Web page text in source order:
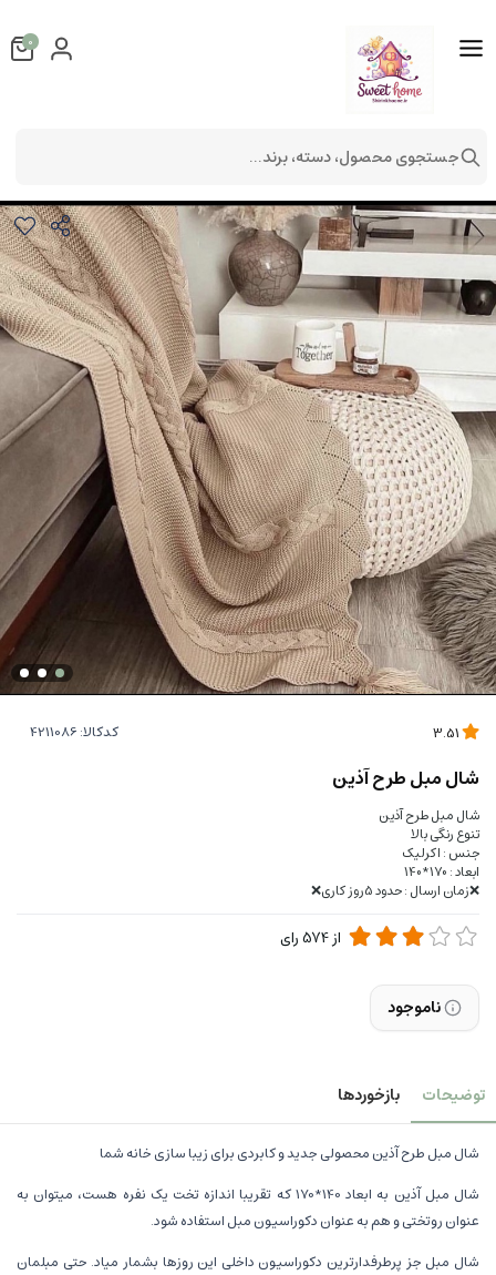
کدکالا:
شال مبل طرح آذین
شال مبل طرح آذین
تنوع رنگی بالا
جنس : اکرلیک
ابعاد : 170*140
❌زمان ارسال : حدود 5روز کاری❌
از574رای
ناموجود
توضیحات بازخوردها
شال مبل طرح آذین محصولی جدید و کابردی برای زیبا سازی خانه شما
شال مبل آذین به ابعاد 140*170 که تقریبا اندازه تخت یک نفره هست، میتوان به
عنوان روتختی و هم به عنوان دکوراسیون مبل استفاده شود.
شال مبل جز پرطرفدارترین دکوراسیون داخلی این روزها بشمار میاد. حتی مبلمان
0
جستجوی محصول، دسته، برند...